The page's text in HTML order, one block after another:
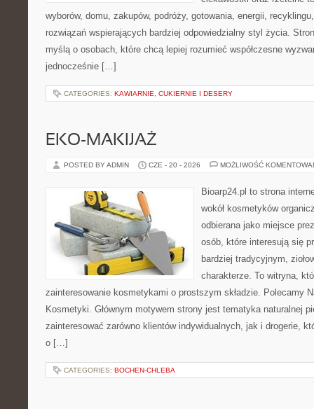
wyborów, domu, zakupów, podróży, gotowania, energii,
rozwiązań wspierających bardziej odpowiedzialny styl życia.
myślą o osobach, które chcą lepiej rozumieć współczesne
jednocześnie […]
CATEGORIES: KAWIARNIE, CUKIERNIE I DESERY
EKO-MAKIJAŻ
POSTED BY ADMIN CZE - 20 - 2026 MOŻLIWOŚĆ
Bioarp24.pl to strona
wokół kosmetyków
odbierana jako miejsce
osób, które interesują się
bardziej tradycyjnym,
charakterze. To witryna,
zainteresowanie kosmetykami o prostszym składzie. Polecamy
Kosmetyki. Głównym motywem strony jest tematyka naturalnej
zainteresować zarówno klientów indywidualnych, jak i drogerie,
o […]
CATEGORIES: BOCHEN-CHLEBA